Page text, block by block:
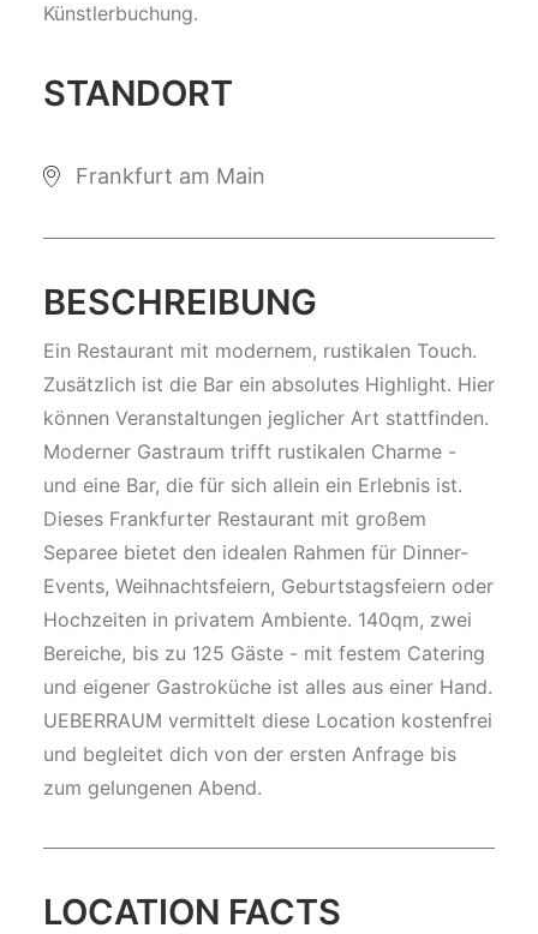
Künstlerbuchung.
STANDORT
Frankfurt am Main
BESCHREIBUNG
Ein Restaurant mit modernem, rustikalen Touch.
Zusätzlich ist die Bar ein absolutes Highlight. Hier
können Veranstaltungen jeglicher Art stattfinden.
Moderner Gastraum trifft rustikalen Charme -
und eine Bar, die für sich allein ein Erlebnis ist.
Dieses Frankfurter Restaurant mit großem
Separee bietet den idealen Rahmen für Dinner-
Events, Weihnachtsfeiern, Geburtstagsfeiern oder
Hochzeiten in privatem Ambiente. 140qm, zwei
Bereiche, bis zu 125 Gäste - mit festem Catering
und eigener Gastroküche ist alles aus einer Hand.
UEBERRAUM vermittelt diese Location kostenfrei
und begleitet dich von der ersten Anfrage bis
zum gelungenen Abend.
LOCATION FACTS